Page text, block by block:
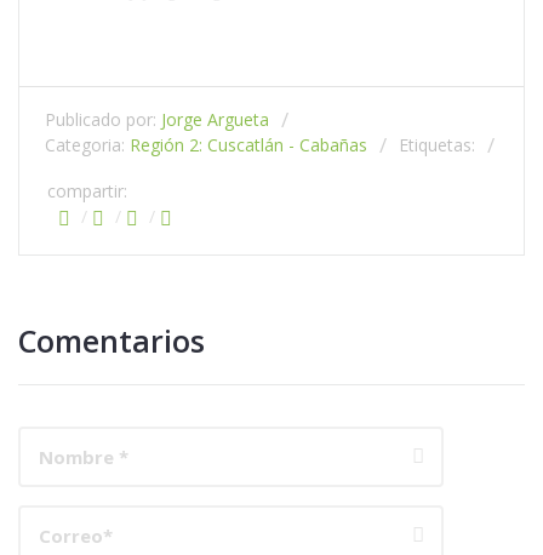
Publicado por: Jorge Argueta
Categoria: Región 2: Cuscatlán - Cabañas
Etiquetas:
compartir:
Comentarios